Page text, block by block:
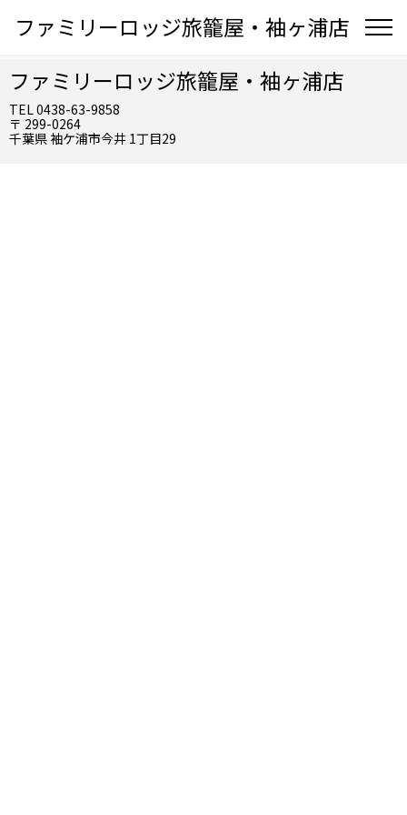
ファミリーロッジ旅籠屋・袖ヶ浦店
ファミリーロッジ旅籠屋・袖ヶ浦店
TEL 0438-63-9858
〒 299-0264
千葉県 袖ケ浦市今井 1丁目29